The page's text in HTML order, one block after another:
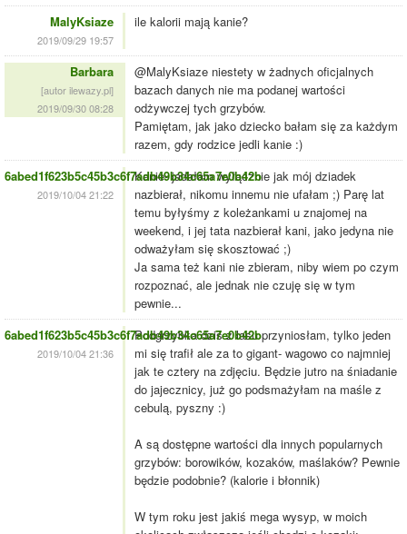
MalyKsiaze
2019/09/29 19:57
ile kalorii mają kanie?
Barbara
[autor ilewazy.pl]
2019/09/30 08:28
@MalyKsiaze niestety w żadnych oficjalnych
bazach danych nie ma podanej wartości
odżywczej tych grzybów.
Pamiętam, jak jako dziecko bałam się za każdym
razem, gdy rodzice jedli kanie :)
6abed1f623b5c45b3c6f7adb49b34c65a7e0b42b
2019/10/04 21:22
Kanie- jadałam wyłącznie jak mój dziadek
nazbierał, nikomu innemu nie ufałam ;) Parę lat
temu byłyśmy z koleżankami u znajomej na
weekend, i jej tata nazbierał kani, jako jedyna nie
odważyłam się skosztować ;)
Ja sama też kani nie zbieram, niby wiem po czym
rozpoznać, ale jednak nie czuję się w tym
pewnie...
6abed1f623b5c45b3c6f7adb49b34c65a7e0b42b
2019/10/04 21:36
Podgrzybka dziś z lasu przyniosłam, tylko jeden
mi się trafił ale za to gigant- wagowo co najmniej
jak te cztery na zdjęciu. Będzie jutro na śniadanie
do jajecznicy, już go podsmażyłam na maśle z
cebulą, pyszny :)
A są dostępne wartości dla innych popularnych
grzybów: borowików, kozaków, maślaków? Pewnie
będzie podobnie? (kalorie i błonnik)
W tym roku jest jakiś mega wysyp, w moich